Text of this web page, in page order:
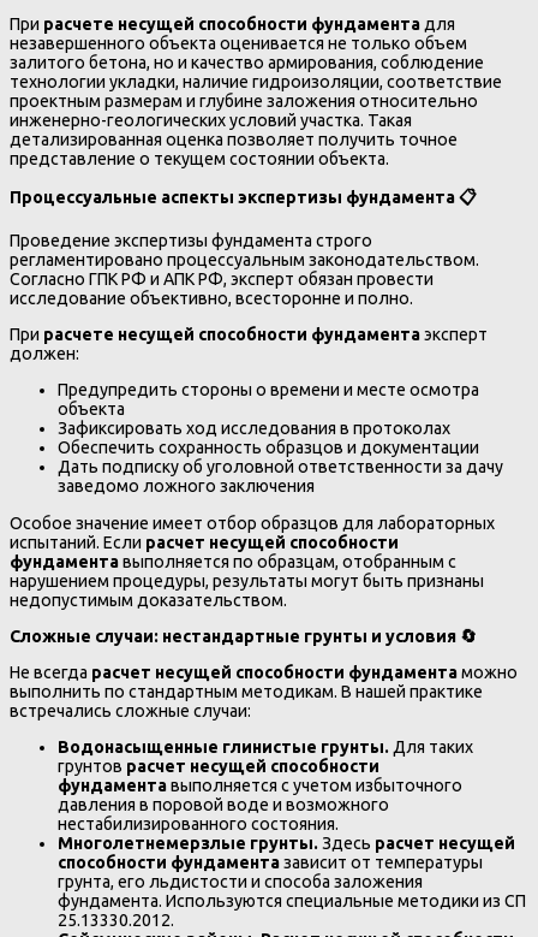
При расчете несущей способности фундамента для
незавершенного объекта оценивается не только объем
залитого бетона, но и качество армирования, соблюдение
технологии укладки, наличие гидроизоляции, соответствие
проектным размерам и глубине заложения относительно
инженерно-геологических условий участка. Такая
детализированная оценка позволяет получить точное
представление о текущем состоянии объекта.
Процессуальные аспекты экспертизы фундамента📋
Проведение экспертизы фундамента строго
регламентировано процессуальным законодательством.
Согласно ГПК РФ и АПК РФ, эксперт обязан провести
исследование объективно, всесторонне и полно.
При расчете несущей способности фундаментаэксперт
должен:
Предупредить стороны о времени и месте осмотра
объекта
Зафиксировать ход исследования в протоколах
Обеспечить сохранность образцов и документации
Дать подписку об уголовной ответственности за дачу
заведомо ложного заключения
Особое значение имеет отбор образцов для лабораторных
испытаний. Если расчет несущей способности
фундаментавыполняется по образцам, отобранным с
нарушением процедуры, результаты могут быть признаны
недопустимым доказательством.
Сложные случаи: нестандартные грунты и условия 🔄
Не всегда расчет несущей способности фундаментаможно
выполнить по стандартным методикам. В нашей практике
встречались сложные случаи:
Водонасыщенные глинистые грунты. Для таких
грунтов расчет несущей способности
фундаментавыполняется с учетом избыточного
давления в поровой воде и возможного
нестабилизированного состояния.
Многолетнемерзлые грунты.Здесь расчет несущей
способности фундаментазависит от температуры
грунта, его льдистости и способа заложения
фундамента. Используются специальные методики из СП
25.13330.2012.